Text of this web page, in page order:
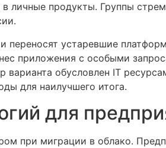
личные продукты. Группы
переносят устаревшие
приложения с особыми
обусловлен IT
для наилучшего итога.
для
при миграции в облако.